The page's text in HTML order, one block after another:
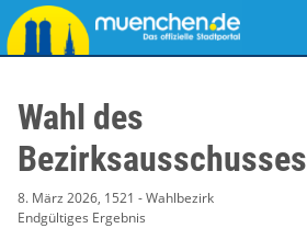
Wahl des
Bezirksausschusses
8. März 2026, 1521 - Wahlbezirk
Endgültiges Ergebnis